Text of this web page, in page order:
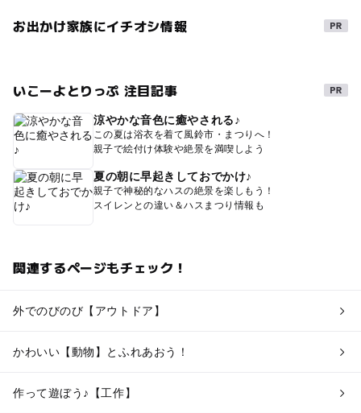
お出かけ家族にイチオシ情報
いこーよとりっぷ 注目記事
涼やかな音色に癒やされる♪
この夏は浴衣を着て風鈴市・まつりへ！
親子で絵付け体験や絶景を満喫しよう
夏の朝に早起きしておでかけ♪
親子で神秘的なハスの絶景を楽しもう！
スイレンとの違い＆ハスまつり情報も
関連するページもチェック！
外でのびのび【アウトドア】
かわいい【動物】とふれあおう！
作って遊ぼう♪【工作】